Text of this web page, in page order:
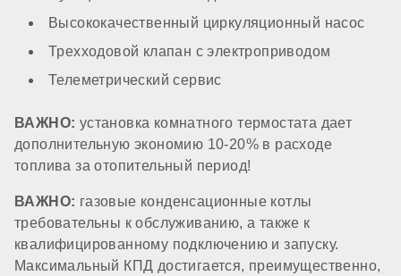
Расширительный бак
есть (10 литров)
Циркуляционный насос
стандартный
Трансформатор розжига
Высококачественный циркуляционный насос
Трехходовой клапан с электроприводом
Телеметрический сервис
ВАЖНО: установка комнатного термостата дает
дополнительную экономию 10-20% в расходе
топлива за отопительный период!
ВАЖНО: газовые конденсационные котлы
требовательны к обслуживанию, а также к
квалифицированному подключению и запуску.
Максимальный КПД достигается, преимущественно,